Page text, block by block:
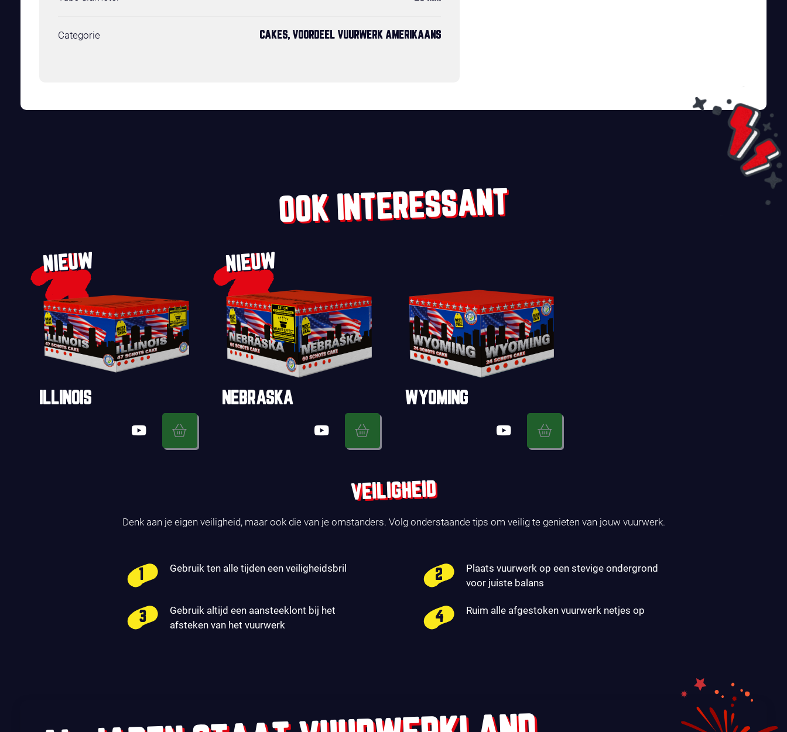
Categorie CAKES, VOORDEEL VUURWERK AMERIKAANS
OOK INTERESSANT
NIEUW
ILLINOIS
NIEUW
NEBRASKA WYOMING
VEILIGHEID
Denk aan je eigen veiligheid, maar ook die van je omstanders. Volg onderstaande tips om veilig te genieten van jouw vuurwerk.
Gebruik ten alle tijden een veiligheidsbril
Plaats vuurwerk op een stevige ondergrond
voor juiste balans
Gebruik altijd een aansteeklont bij het
afsteken van het vuurwerk
Ruim alle afgestoken vuurwerk netjes op